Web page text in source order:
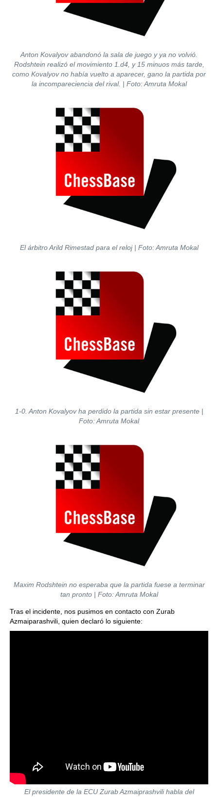
Anton Kovalyov abandonó la sala de juego y ya no volvió.
Rodshtein realizó el movimiento 1.d4, y 15 minuos más tarde,
como Kovalyov no había vuelto a aparecer, gano la partida por
la incompareciencia del rival. | Foto: Amruta Mokal
El árbitro Arild Rimestad para el reloj | Foto: Amruta Mokal
1-0. Anton Kovalyov ha perdido la partida sin estar presente |
Foto: Amruta Mokal
Maxim Rodshtein no esperaba que la partida fuese a terminar
tan pronto| Foto: Amruta Mokal
Tras el incidente, nos pusimos en contacto con Zurab
Azmaiparashvili, quien declaró lo siguiente:
El presidente de la ECU Zurab Azmaiprashvili habla del